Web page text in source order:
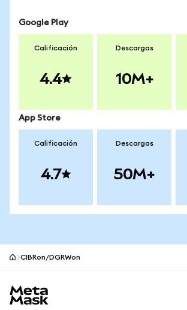
Google Play
Calificación
4.4
Descargas
10M+
App Store
Calificación
4.7
Descargas
50M+
CIBRon/DGRWon